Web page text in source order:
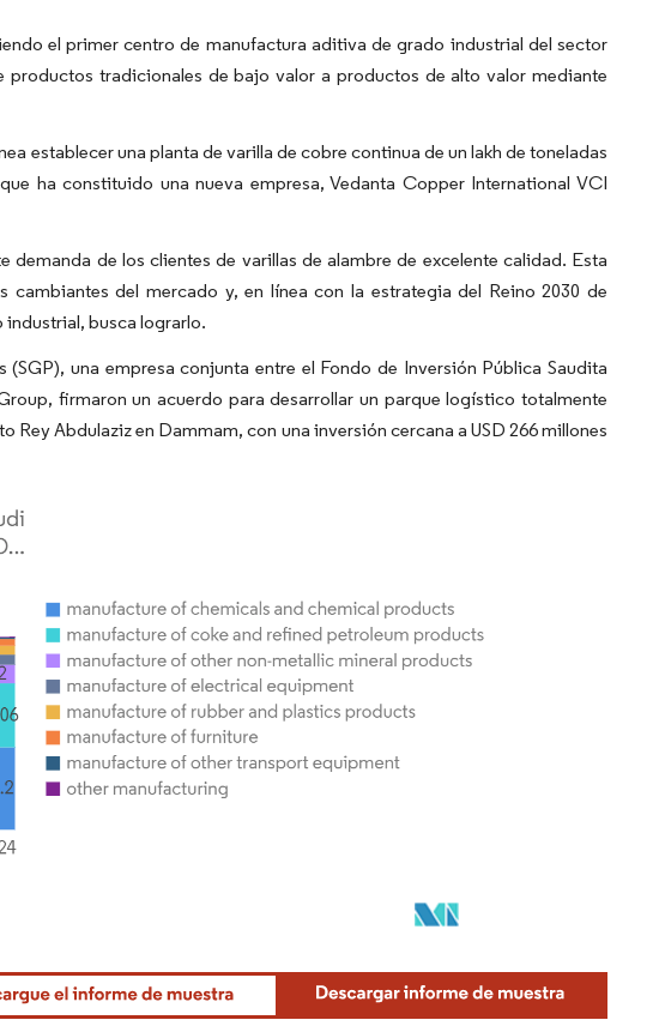
el primer centro de manufactura aditiva de grado industrial del sector
tradicionales de bajo valor a productos de alto valor mediante
establecer una planta de varilla de cobre continua de un lakh de toneladas
ha constituido una nueva empresa, Vedanta Copper International VCI
de los clientes de varillas de alambre de excelente calidad. Esta
del mercado y, en línea con la estrategia del Reino 2030 de
busca lograrlo.
una empresa conjunta entre el Fondo de Inversión Pública Saudita
firmaron un acuerdo para desarrollar un parque logístico totalmente
Abdulaziz en Dammam, con una inversión cercana a USD 266 millones